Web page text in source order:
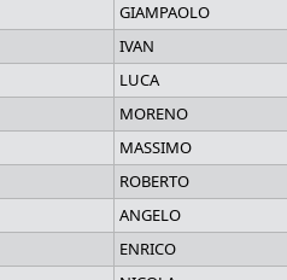
GIAMPAOLO
IVAN
LUCA
MORENO
MASSIMO
ROBERTO
ANGELO
ENRICO